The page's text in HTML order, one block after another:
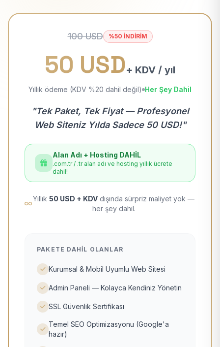
100 USD %50 İNDİRİM
50 USD+ KDV / yıl
Yıllık ödeme (KDV %20 dahil değil) Her Şey Dahil
"Tek Paket, Tek Fiyat — Profesyonel
Web Siteniz Yılda Sadece 50 USD!"
Alan Adı + Hosting DAHİL
.com.tr / .tr alan adı ve hosting yıllık ücrete
dahil!
Yıllık 50 USD + KDV dışında sürpriz maliyet yok —
her şey dahil.
PAKETE DAHIL OLANLAR
Kurumsal & Mobil Uyumlu Web Sitesi
Admin Paneli — Kolayca Kendiniz Yönetin
SSL Güvenlik Sertifikası
Temel SEO Optimizasyonu (Google'a
hazır)